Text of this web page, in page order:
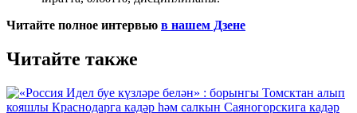
Читайте полное интервью в нашем Дзене
Читайте также